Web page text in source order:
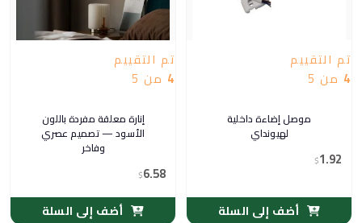
تم التقييم
4 من 5
موصل إضاءة داخلية
لهيونداي
$1.92
أضف إلى السلة
تم التقييم
4 من 5
إنارة معلقة مفردة باللون
الأسود — تصميم عصري
وفاخر
$6.58
أضف إلى السلة